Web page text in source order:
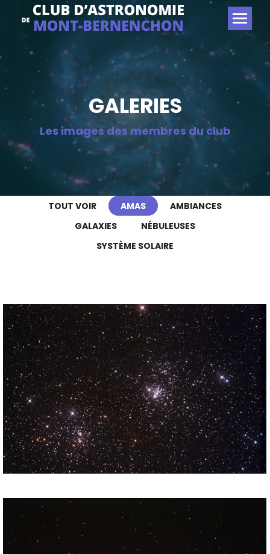
GALERIES
Les images des membres du club
TOUT VOIR AMAS
AMBIANCES
GALAXIES
NÉBULEUSES
SYSTÈME SOLAIRE